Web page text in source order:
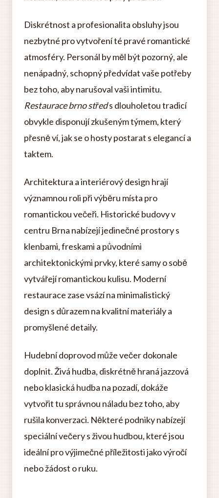
Diskrétnost a profesionalita obsluhy jsou
nezbytné pro vytvoření té pravé romantické
atmosféry. Personál by měl být pozorný, ale
nenápadný, schopný předvídat vaše potřeby
bez toho, aby narušoval vaši intimitu.
Restaurace brno středs dlouholetou tradicí
obvykle disponují zkušeným týmem, který
přesně ví, jak se o hosty postarat s elegancí a
taktem.
Architektura a interiérový design hrají
významnou roli při výběru místa pro
romantickou večeři. Historické budovy v
centru Brna nabízejí jedinečné prostory s
klenbami, freskami a původními
architektonickými prvky, které samy o sobě
vytvářejí romantickou kulisu. Moderní
restaurace zase vsází na minimalistický
design s důrazem na kvalitní materiály a
promyšlené detaily.
Hudební doprovod může večer dokonale
doplnit. Živá hudba, diskrétně hraná jazzová
nebo klasická hudba na pozadí, dokáže
vytvořit tu správnou náladu bez toho, aby
rušila konverzaci. Některé podniky nabízejí
speciální večery s živou hudbou, které jsou
ideální pro výjimečné příležitosti jako výročí
nebo žádost o ruku.